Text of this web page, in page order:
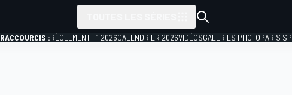
RACCOURCIS :RÈGLEMENT F1 2026CALENDRIER 2026VIDÉOSGALERIES PHOTOPARIS